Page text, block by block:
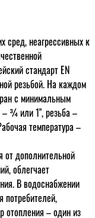
сред, неагрессивных к
стандарт ЕN
резьбой. На каждом
с минимальным
– ¾ или 1", резьба –
температура –
от дополнительной
облегчает
В водоснабжении
потребителей,
отопления – один из